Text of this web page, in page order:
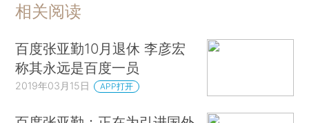
相关阅读
百度张亚勤10月退休 李彦宏
称其永远是百度一员
2019年03月15日 APP打开